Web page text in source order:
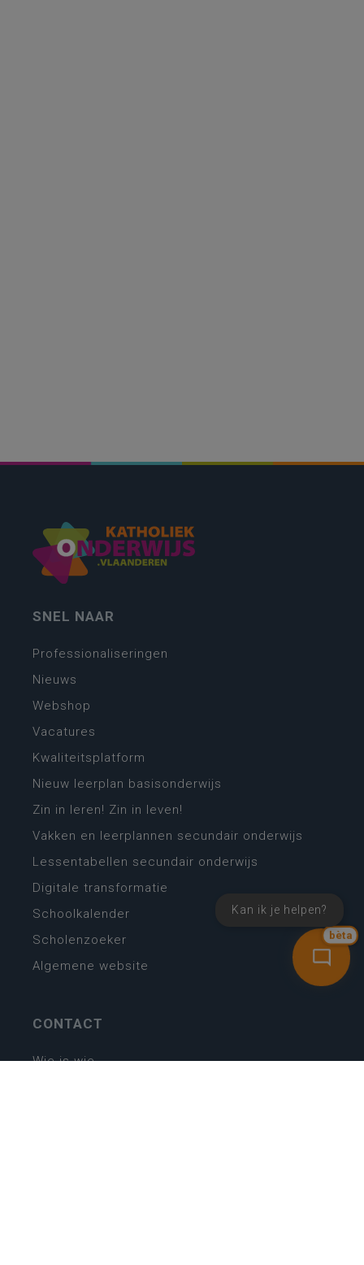
bèta
Kan ik je helpen?
SNEL NAAR
Professionaliseringen
Nieuws
Webshop
Vacatures
Kwaliteitsplatform
Nieuw leerplan basisonderwijs
Zin in leren! Zin in leven!
Vakken en leerplannen secundair onderwijs
Lessentabellen secundair onderwijs
Digitale transformatie
Schoolkalender
Scholenzoeker
Algemene website
CONTACT
Wie is wie